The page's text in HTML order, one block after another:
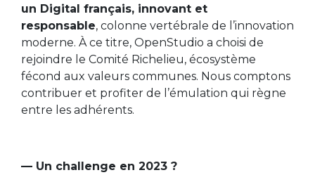
un Digital français, innovant et
responsable, colonne vertébrale de l’innovation
moderne. À ce titre, OpenStudio a choisi de
rejoindre le Comité Richelieu, écosystème
fécond aux valeurs communes. Nous comptons
contribuer et profiter de l’émulation qui règne
entre les adhérents.
— Un challenge en 2023 ?